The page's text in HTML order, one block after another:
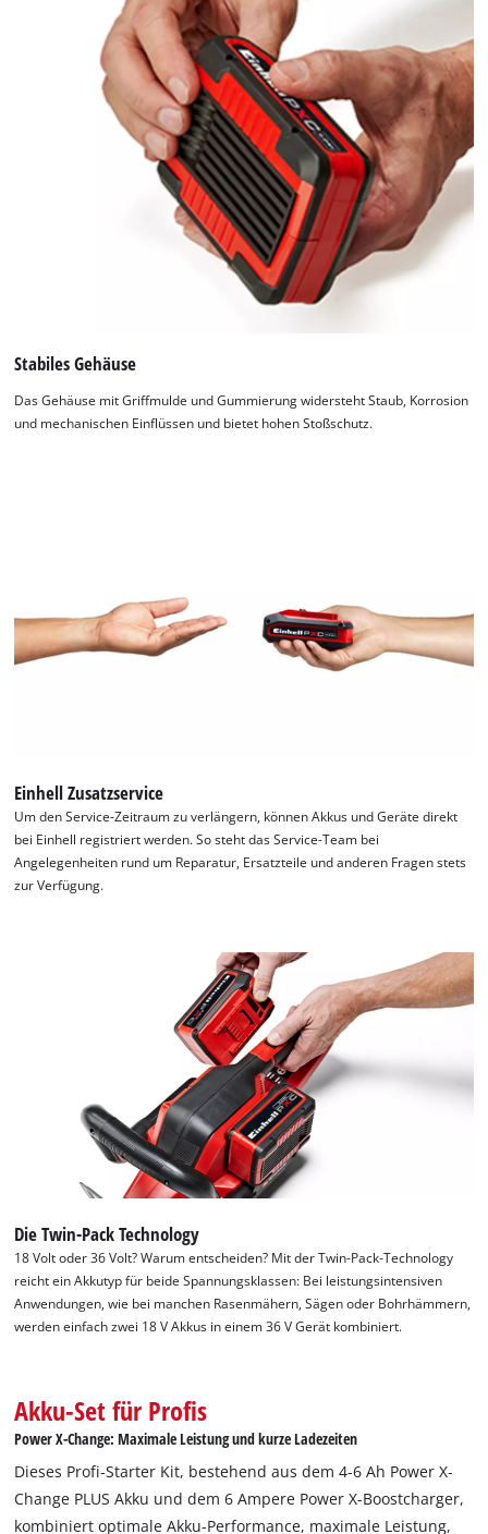
Stabiles Gehäuse
Das Gehäuse mit Griffmulde und Gummierung widersteht Staub, Korrosion
und mechanischen Einflüssen und bietet hohen Stoßschutz.
Einhell Zusatzservice
Um den Service-Zeitraum zu verlängern, können Akkus und Geräte direkt
bei Einhell registriert werden. So steht das Service-Team bei
Angelegenheiten rund um Reparatur, Ersatzteile und anderen Fragen stets
zur Verfügung.
Die Twin-Pack Technology
18 Volt oder 36 Volt? Warum entscheiden? Mit der Twin-Pack-Technology
reicht ein Akkutyp für beide Spannungsklassen: Bei leistungsintensiven
Anwendungen, wie bei manchen Rasenmähern, Sägen oder Bohrhämmern,
werden einfach zwei 18 V Akkus in einem 36 V Gerät kombiniert.
Akku-Set für Profis
Power X-Change: Maximale Leistung und kurze Ladezeiten
Dieses Profi-Starter Kit, bestehend aus dem 4-6 Ah Power X-
Change PLUS Akku und dem 6 Ampere Power X-Boostcharger,
kombiniert optimale Akku-Performance, maximale Leistung,